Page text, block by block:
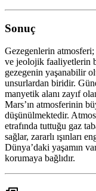
Sonuç
Gezegenlerin
ve jeolojik faaliyetlerin
gezegenin yaşanabilir
unsurlardan biridir.
manyetik alanı zayıf
Mars’ın atmosferinin
düşünülmektedir.
etrafında tuttuğu gaz
sağlar, zararlı ışınları
Dünya’daki yaşamın
korumaya bağlıdır.